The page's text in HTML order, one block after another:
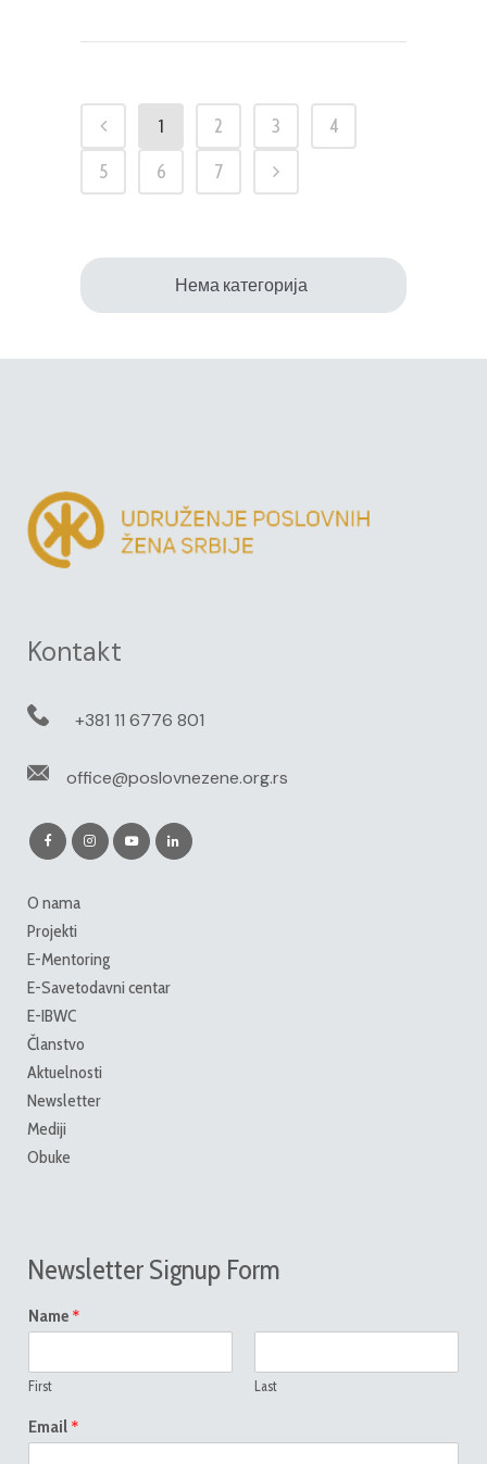
1 2 3
4
5
6 7
Нема категорија
Kontakt
+381 11 6776 801
office@poslovnezene.org.rs
O nama
Projekti
E-Mentoring
E-Savetodavni centar
E-IBWC
Članstvo
Aktuelnosti
Newsletter
Mediji
Obuke
Newsletter Signup Form
Name *
First Last
Email *